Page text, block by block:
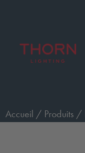
Accueil / Produits /